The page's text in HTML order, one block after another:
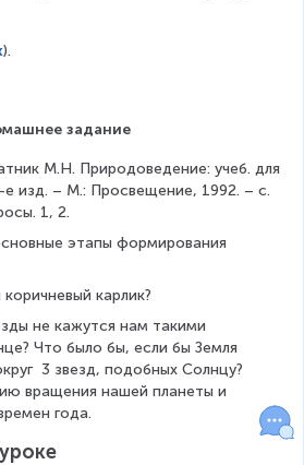
).
задание
М.Н. Природоведение: учеб. для
е изд. – М.: Просвещение, 1992. – с.
1, 2.
этапы формирования
карлик?
не кажутся нам такими
Что было бы, если бы Земля
3 звезд, подобных Солнцу?
вращения нашей планеты и
года.